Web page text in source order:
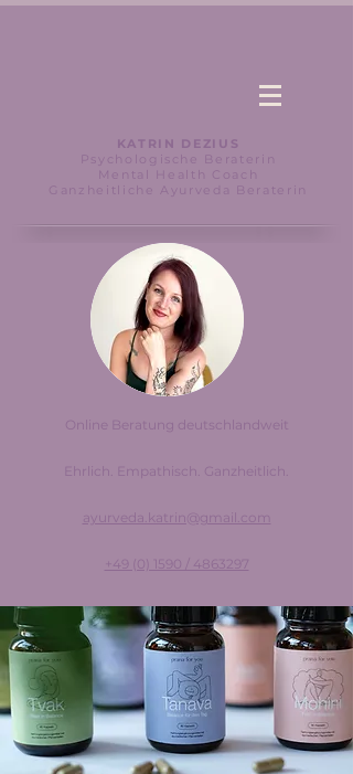
KATRIN DEZIUS
Psychologische Beraterin
Mental Health Coach
Ganzheitliche Ayurveda Beraterin
Online Beratung deutschlandweit
Ehrlich. Empathisch. Ganzheitlich.
ayurveda.katrin@gmail.com
+49 (0) 1590 / 4863297